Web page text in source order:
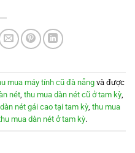
mua máy tính cũ đà nẵngvà được
nét thu mua dàn nét cũ ở tam kỳ
nét gái cao tại tam kỳ, thu mua
mua dàn nét ở tam kỳ.